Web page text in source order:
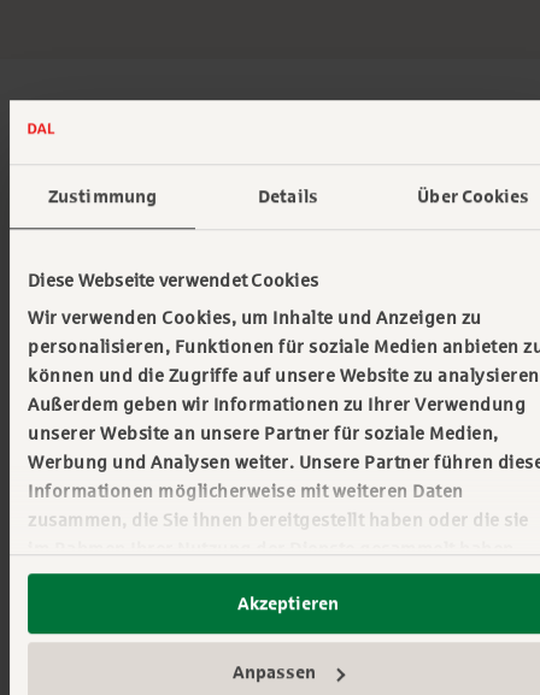
Zustimmung Details Über Cookies
Diese Webseite verwendet Cookies
Wir verwenden Cookies, um Inhalte und Anzeigen zu
personalisieren, Funktionen für soziale Medien anbieten
können und die Zugriffe auf unsere Website zu
Außerdem geben wir Informationen zu Ihrer Verwendung
unserer Website an unsere Partner für soziale Medien,
Werbung und Analysen weiter. Unsere Partner führen
Informationen möglicherweise mit weiteren Daten
zusammen, die Sie ihnen bereitgestellt haben oder die sie
im Rahmen Ihrer Nutzung der Dienste gesammelt haben.
Sie geben Einwilligung zu unseren Cookies, wenn Sie
unsere Webseite weiterhin nutzen.
Mehr erfahren:Impressum||Datenschutz
Akzeptieren
Anpassen
Gemeinsam Zukunft gestalten
Partner auf ihrem Weg in eine nachhaltige und
einer dekarbonisierten Wirtschaft erfordert
erhebliche Investitionen und stellt viele
Organisationen vor komplexe Herausforderungen.
Als erfahrener Lösungspartner strukturieren und
arrangieren wir großvolumige Finanzierungen und
unterstützen unsere Kunden aktiv bei der
Umsetzung ihrer Investitionsprojekte – für
morgen.